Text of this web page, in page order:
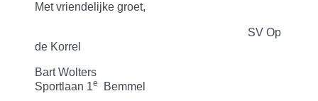
Met vriendelijke groet,
SV Op
de Korrel
Bart Wolters
Sportlaan 1e Bemmel